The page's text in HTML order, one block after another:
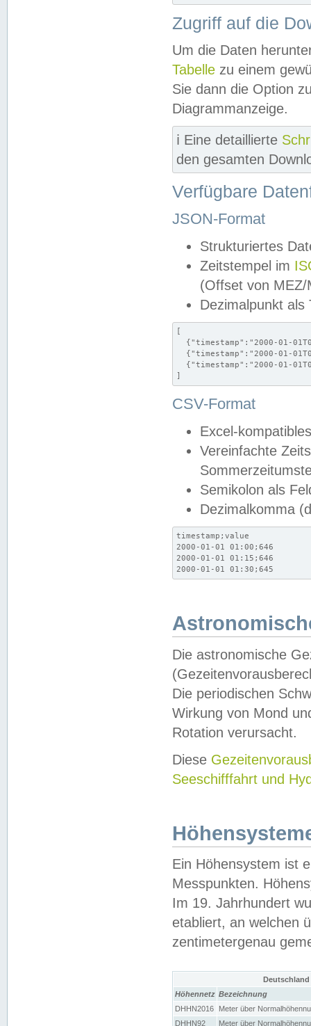
Zugriff auf die
Um die Daten
Tabelle zu einem
Sie dann die Option
Diagrammanzeige.
ℹ️ Eine detaillierte
den gesamten
Verfügbare
JSON-Format
Strukturiertes
Zeitstempel im
(Offset von MEZ/
Dezimalpunkt als
[
{"timestamp":"2000-01-
{"timestamp":"2000-01-
{"timestamp":"2000-01-
]
CSV-Format
Excel-
Vereinfachte
Semikolon als
Dezimalkomma
timestamp;value
2000-01-01 01:00;646
2000-01-01 01:15;646
2000-01-01 01:30;645
Die astronomische
Die periodischen
Wirkung von Mond
Rotation verursacht.
Diese
Seeschifffahrt und
Ein Höhensystem ist
Messpunkten.
Im 19. Jahrhundert
etabliert, an welchen
zentimetergenau
Höhennetz Bezeichnung
DHHN2016
Meter über
DHHN92
Meter über